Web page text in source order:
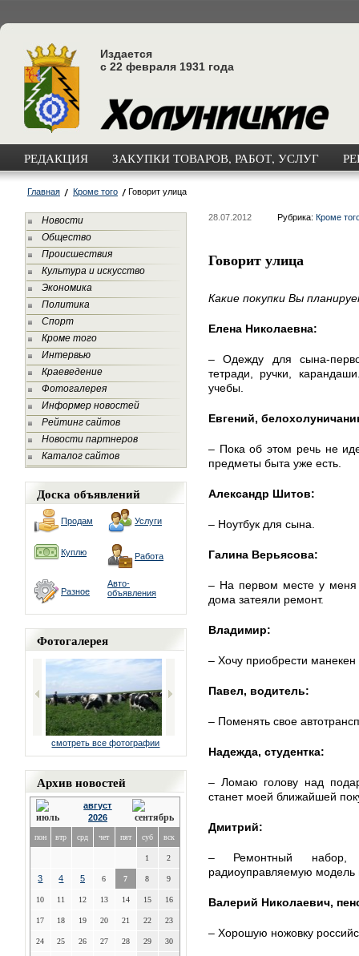
Издается
с 22 февраля 1931 года
РЕДАКЦИЯ ЗАКУПКИ ТОВАРОВ, РАБОТ, УСЛУГ
Главная Кроме того Говорит улица
Новости
Общество
Происшествия
Культура и искусство
Экономика
Политика
Спорт
Кроме того
Интервью
Краеведение
Фотогалерея
Информер новостей
Рейтинг сайтов
Новости партнеров
Каталог сайтов
Доска объявлений
Продам Услуги
Куплю Работа
Разное
Авто-
объявления
Фотогалерея
смотреть все фотографии
Архив новостей
август
2026
пон втр срд чет пят суб вск
1 2
3 4 5 6 7 8 9
10 11 12 13 14 15 16
17 18 19 20 21 22 23
24 25 26 27 28 29 30
28.07.2012 Рубрика: Кроме
Говорит улица
Какие покупки Вы
Елена Николаевна:
– Одежду для сына-
тетради, ручки,
учебы.
Евгений,
– Пока об этом речь не
предметы быта уже есть.
Александр Шитов:
– Ноутбук для сына.
Галина Верьясова:
– На первом месте у меня
дома затеяли ремонт.
Владимир:
– Хочу приобрести
Павел, водитель:
– Поменять свое
Надежда, студентка:
– Ломаю голову над
станет моей ближайшей
Дмитрий:
– Ремонтный набор,
радиоуправляемую модель
Валерий Николаевич,
– Хорошую ножовку